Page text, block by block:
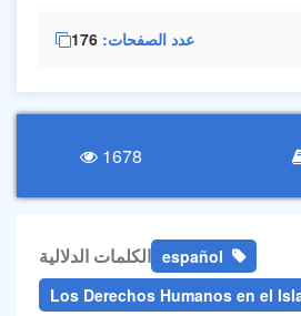
عدد الصفحات 176
1678
الكلمات الدلالية español
Los Derechos Humanos en el